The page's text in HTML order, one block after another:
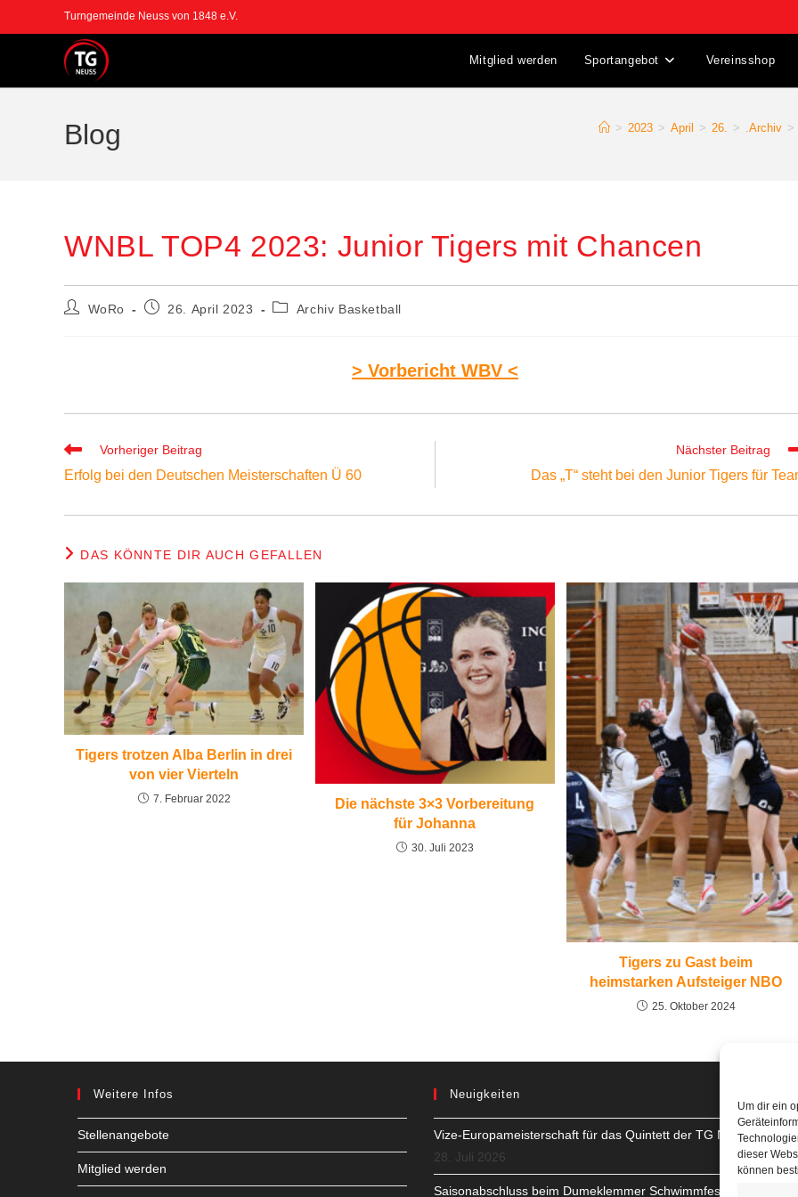
Um dir ein
dieser
können
Inhalt
Turngemeinde Neuss von 1848 e.V.
Mitglied werden Sportangebot Vereinsshop
Blog > 2023 > April > 26. > .Archiv >
WNBL TOP4 2023: Junior Tigers mit Chancen
Beitrags-
WoRo
Beitrag26. April 2023
Beitrags-
Archiv Basketball
> Vorbericht WBV <
Weitere
ansehen
Vorheriger Beitrag
Erfolg bei den Deutschen Meisterschaften Ü 60
Nächster Beitrag
Das „T“ steht bei den Junior Tigers für
DAS KÖNNTE DIR AUCH GEFALLEN
Tigers trotzen Alba Berlin in drei
von vier Vierteln
7. Februar 2022
Die nächste 3×3 Vorbereitung
für Johanna
30. Juli 2023
Tigers zu Gast beim
heimstarken Aufsteiger NBO
25. Oktober 2024
Weitere Infos
Stellenangebote
Mitglied werden
Neuigkeiten
Vize-Europameisterschaft für das Quintett der TG Neuss
28. Juli 2026
Saisonabschluss beim Dumeklemmer Schwimmfest in